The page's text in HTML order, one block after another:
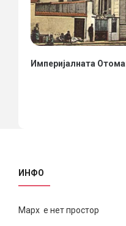
Империјалната
ИНФО
Марх е нет простор